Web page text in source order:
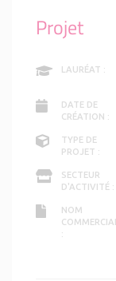
Projet
LAURÉAT :
DATE DE
CRÉATION :
TYPE DE
PROJET :
SECTEUR
D'ACTIVITÉ :
NOM
COMMERCIAL
: